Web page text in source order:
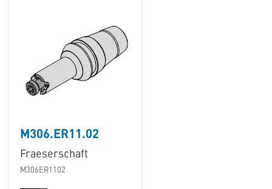
M306.ER11.02
Fraeserschaft
M306ER1102